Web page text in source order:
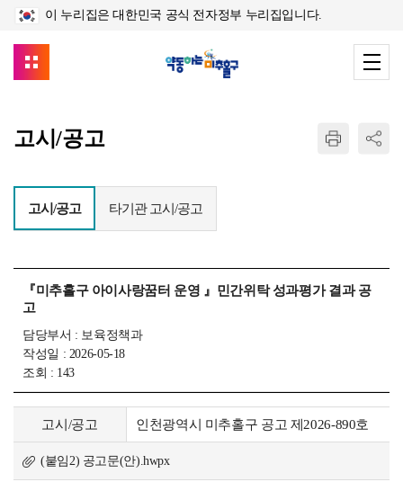
이 누리집은 대한민국 공식 전자정부 누리집입니다.
고시/공고
고시/공고 타기관 고시/공고
『미추홀구 아이사랑꿈터 운영 』민간위탁 성과평가 결과 공
고
담당부서 : 보육정책과
작성일 : 2026-05-18
조회 : 143
고시/공고 인천광역시 미추홀구 공고 제2026-890호
(붙임2) 공고문(안).hwpx